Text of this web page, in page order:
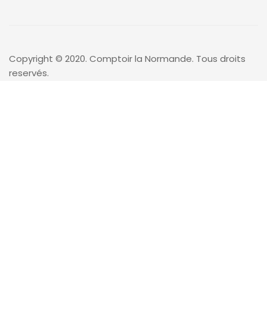
Copyright © 2020. Comptoir la Normande. Tous droits
reservés.